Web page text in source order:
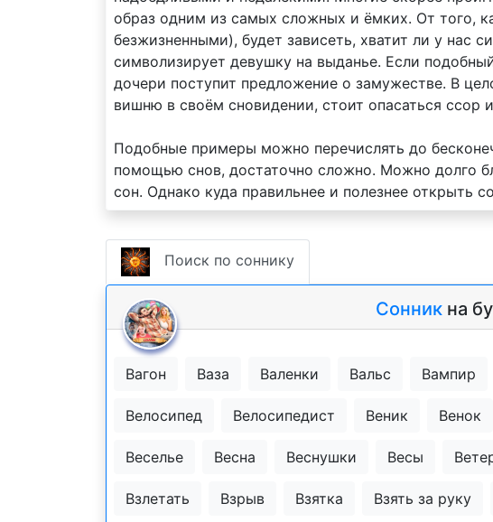
образ одним из самых сложных и ёмких. От того,
безжизненными), будет зависеть, хватит ли у нас
символизирует девушку на выданье. Если
дочери поступит предложение о замужестве. В
вишню в своём сновидении, стоит опасаться ссор
Подобные примеры можно перечислять до
помощью снов, достаточно сложно. Можно долго
сон. Однако куда правильнее и полезнее открыть
Поиск по соннику
Сонник на
Вагон Ваза Валенки Вальс Вампир
Велосипед Велосипедист Веник Венок
Веселье Весна Веснушки Весы
Взлетать Взрыв Взятка Взять за руку